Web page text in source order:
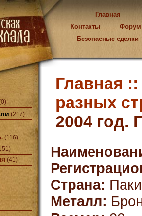
Главная
Контакты
Форум
Безопасные сделки
(0)
(217)
(116)
(41)
Главная ::
разных
2004 год.
Страна:
Металл: